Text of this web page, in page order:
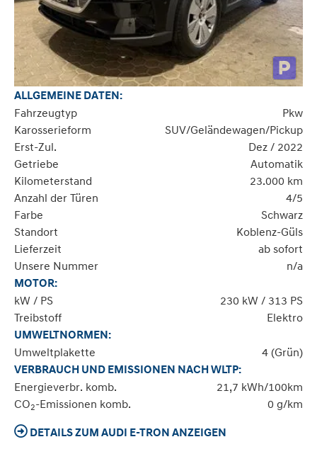
ALLGEMEINE DATEN:
Fahrzeugtyp
Pkw
Karosserieform
SUV/Geländewagen/Pickup
Erst-Zul.
Dez / 2022
Getriebe
Automatik
Kilometerstand
23.000 km
Anzahl der Türen
4/5
Farbe
Schwarz
Standort
Koblenz-Güls
Lieferzeit
ab sofort
Unsere Nummer
n/a
MOTOR:
kW / PS
230 kW / 313 PS
Treibstoff
Elektro
UMWELTNORMEN:
Umweltplakette
4 (Grün)
VERBRAUCH UND EMISSIONEN NACH WLTP:
Energieverbr. komb.
21,7 kWh/100km
CO2-Emissionen komb. 0 g/km
DETAILS ZUM AUDI E-TRON ANZEIGEN